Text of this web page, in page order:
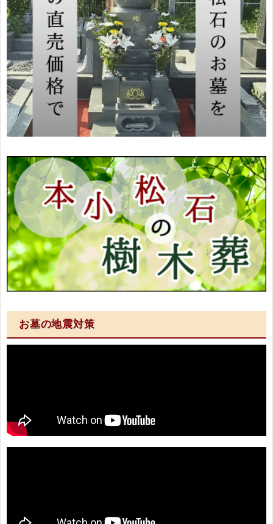
お墓の地震対策